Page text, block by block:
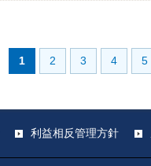
1 2 3 4 5
利益相反管理方針